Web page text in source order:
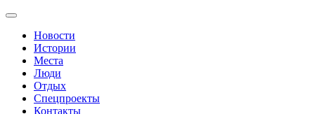
Новости
Истории
Места
Люди
Отдых
Спецпроекты
Контакты